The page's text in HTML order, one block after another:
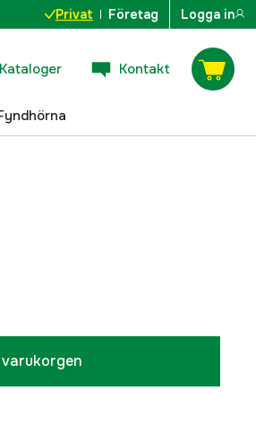
Privat Företag Logga in
Kataloger Kontakt